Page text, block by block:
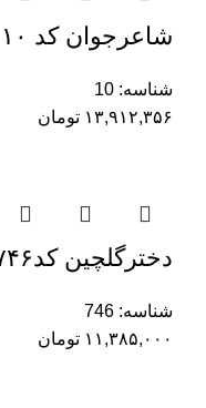
شاعرجوان کد ۱۰
شناسه: 10
۱۳,۹۱۲,۳۵۶ تومان
دخترگلچین کد۷۴۶
شناسه: 746
۱۱,۳۸۵,۰۰۰ تومان